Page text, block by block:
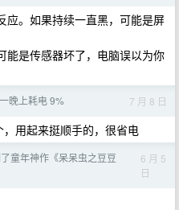
应。如果持续一直黑，可能是屏
能是传感器坏了，电脑误以为你
晚上耗电 9% 7 月 8 日
用起来挺顺手的，很省电
童年神作《呆呆虫之豆豆
6 月 5
日